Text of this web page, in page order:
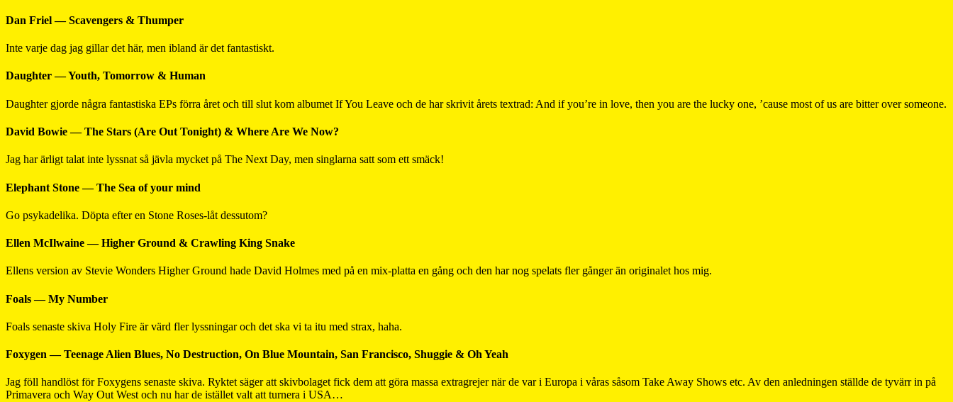
Dan Friel — Scavengers & Thumper
Inte varje dag jag gillar det här, men ibland är det fantastiskt.
Daughter — Youth, Tomorrow & Human
Daughter gjorde några fantastiska EPs förra året och till slut kom albumet If You Leave och de har skrivit årets textrad: And if you’re in love, then you are the lucky one, ’cause most of us are bitter over someone.
David Bowie — The Stars (Are Out Tonight) & Where Are We Now?
Jag har ärligt talat inte lyssnat så jävla mycket på The Next Day, men singlarna satt som ett smäck!
Elephant Stone — The Sea of your mind
Go psykadelika. Döpta efter en Stone Roses-låt dessutom?
Ellen McIlwaine — Higher Ground & Crawling King Snake
Ellens version av Stevie Wonders Higher Ground hade David Holmes med på en mix-platta en gång och den har nog spelats fler gånger än originalet hos mig.
Foals — My Number
Foals senaste skiva Holy Fire är värd fler lyssningar och det ska vi ta itu med strax, haha.
Foxygen — Teenage Alien Blues, No Destruction, On Blue Mountain, San Francisco, Shuggie & Oh Yeah
Jag föll handlöst för Foxygens senaste skiva. Ryktet säger att skivbolaget fick dem att göra massa extragrejer när de var i Europa i våras såsom Take Away Shows etc. Av den anledningen ställde de tyvärr in på
Primavera och Way Out West och nu har de istället valt att turnera i USA…